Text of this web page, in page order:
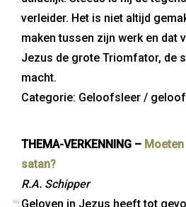
verleider. Het is niet altijd
maken tussen zijn werk en dat
Jezus de grote Triomfator, de
macht.
Categorie: Geloofsleer /
THEMA-VERKENNING –
satan?
R.A. Schipper
Geloven in Jezus heeft tot